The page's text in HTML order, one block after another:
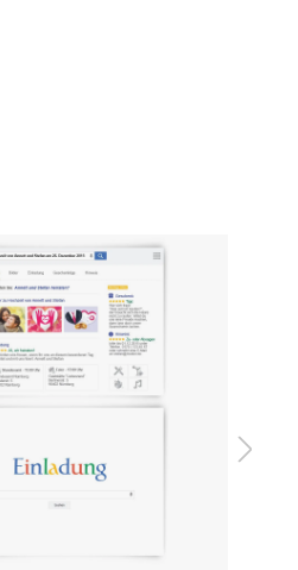
sobald wir für die
diese Briefumschläge ohne
können Sie mit der
versenden